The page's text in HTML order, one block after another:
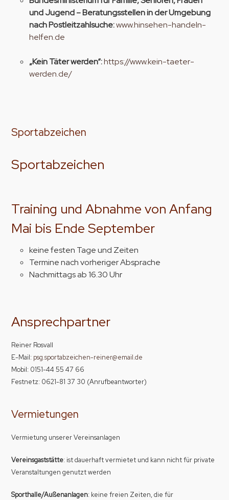
und Jugend – Beratungsstellen in der Umgebung
nach Postleitzahlsuche:www.hinsehen-handeln-
helfen.de
„Kein Täter werden“:https://www.kein-taeter-
werden.de/
Sportabzeichen
Sportabzeichen
Training und Abnahme von Anfang
Mai bis Ende September
keine festen Tage und Zeiten
Termine nach vorheriger Absprache
Nachmittags ab 16.30 Uhr
Ansprechpartner
Reiner Rosvall
E-Mail: psg.sportabzeichen-reiner@email.de
Mobil: 0151-44 55 47 66
Festnetz: 0621-81 37 30 (Anrufbeantworter)
Vermietungen
Vermietung unserer Vereinsanlagen
Vereinsgaststätte: ist dauerhaft vermietet und kann nicht für private
Veranstaltungen genutzt werden
Sporthalle/Außenanlagen: keine freien Zeiten, die für